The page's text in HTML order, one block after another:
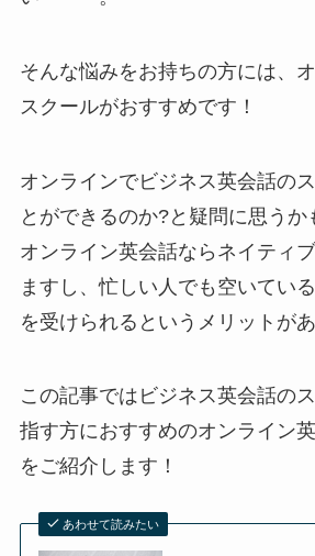
そんな悩みをお持ちの方には、
スクールがおすすめです！
オンラインでビジネス英会話の
とができるのか?と疑問に思うか
オンライン英会話ならネイティ
ますし、忙しい人でも空いてい
を受けられるというメリットがあ
この記事ではビジネス英会話の
指す方におすすめのオンライン
をご紹介します！
あわせて読みたい